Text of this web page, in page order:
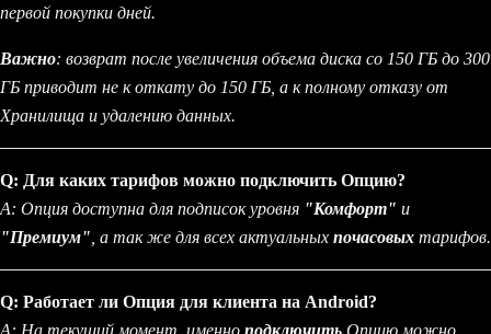
первой покупки дней.
Важно: возврат после увеличения объема диска со 150 ГБ до 300
ГБ приводит не к откату до 150 ГБ, а к полному отказу от
Хранилища и удалению данных.
Q: Для каких тарифов можно подключить Опцию?
A: Опция доступна для подписок уровня "Комфорт" и
"Премиум" , а так же для всех актуальных почасовых тарифов.
Q: Работает ли Опция для клиента на Android?
A: На текущий момент, именно подключить Опцию можно